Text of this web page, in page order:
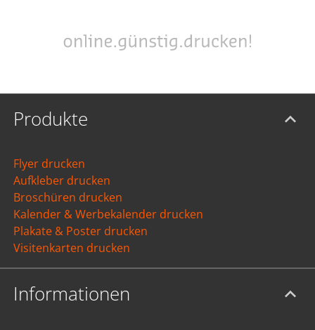
Produkte
Flyer drucken
Aufkleber drucken
Broschüren drucken
Kalender & Werbekalender drucken
Plakate & Poster drucken
Visitenkarten drucken
Informationen